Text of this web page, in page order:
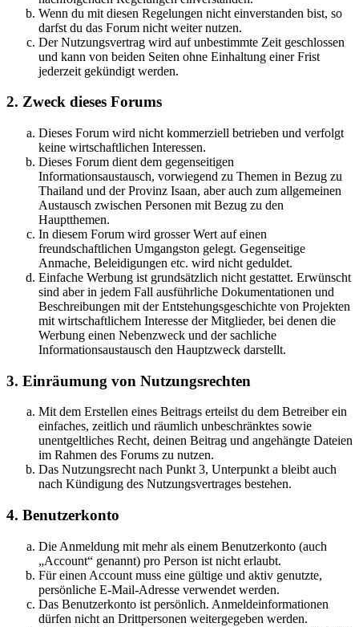
Wenn du mit diesen Regelungen nicht einverstanden bist, so
darfst du das Forum nicht weiter nutzen.
Der Nutzungsvertrag wird auf unbestimmte Zeit geschlossen
und kann von beiden Seiten ohne Einhaltung einer Frist
jederzeit gekündigt werden.
2. Zweck dieses Forums
Dieses Forum wird nicht kommerziell betrieben und verfolgt
keine wirtschaftlichen Interessen.
Dieses Forum dient dem gegenseitigen
Informationsaustausch, vorwiegend zu Themen in Bezug zu
Thailand und der Provinz Isaan, aber auch zum allgemeinen
Austausch zwischen Personen mit Bezug zu den
Hauptthemen.
In diesem Forum wird grosser Wert auf einen
freundschaftlichen Umgangston gelegt. Gegenseitige
Anmache, Beleidigungen etc. wird nicht geduldet.
Einfache Werbung ist grundsätzlich nicht gestattet. Erwünscht
sind aber in jedem Fall ausführliche Dokumentationen und
Beschreibungen mit der Entstehungsgeschichte von Projekten
mit wirtschaftlichem Interesse der Mitglieder, bei denen die
Werbung einen Nebenzweck und der sachliche
Informationsaustausch den Hauptzweck darstellt.
3. Einräumung von Nutzungsrechten
Mit dem Erstellen eines Beitrags erteilst du dem Betreiber ein
einfaches, zeitlich und räumlich unbeschränktes sowie
unentgeltliches Recht, deinen Beitrag und angehängte Dateien
im Rahmen des Forums zu nutzen.
Das Nutzungsrecht nach Punkt 3, Unterpunkt a bleibt auch
nach Kündigung des Nutzungsvertrages bestehen.
4. Benutzerkonto
Die Anmeldung mit mehr als einem Benutzerkonto (auch
„Account“ genannt) pro Person ist nicht erlaubt.
Für einen Account muss eine gültige und aktiv genutzte,
persönliche E-Mail-Adresse verwendet werden.
Das Benutzerkonto ist persönlich. Anmeldeinformationen
dürfen nicht an Drittpersonen weitergegeben werden.